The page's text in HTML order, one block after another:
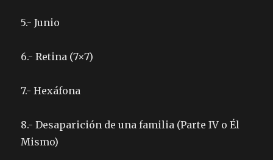
5.- Junio
6.- Retina (7×7)
7.- Hexáfona
8.- Desaparición de una familia (Parte IV o Él
Mismo)